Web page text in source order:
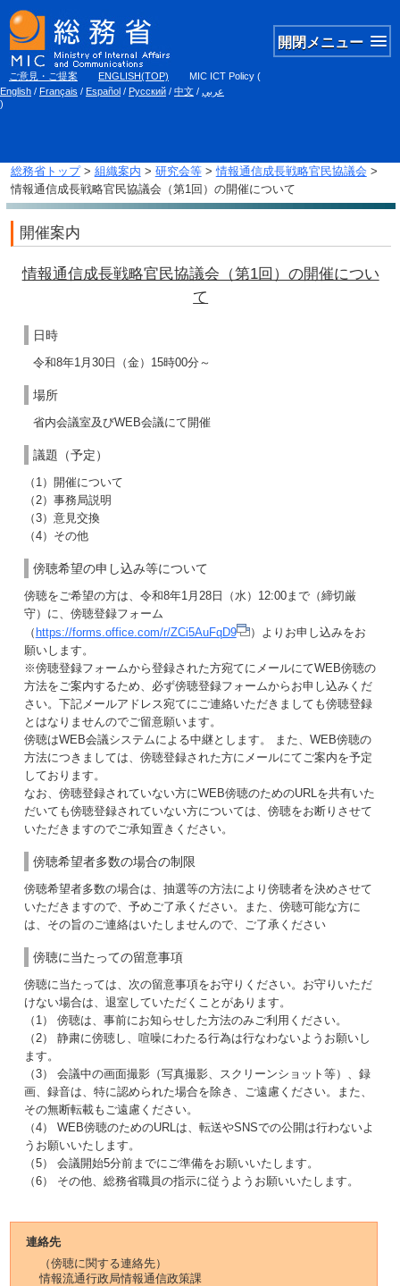
開閉メニュー
ご意見・ご提案 ENGLISH(TOP) MIC ICT Policy (
English / Français / Español / Русский / 中文 / عربي
)
総務省トップ> 組織案内 > 研究会等>情報通信成長戦略官民協議会 >
情報通信成長戦略官民協議会（第1回）の開催について
開催案内
情報通信成長戦略官民協議会（第1回）の開催につい
て
日時
令和8年1月30日（金）15時00分～
場所
省内会議室及びWEB会議にて開催
議題（予定）
（1）開催について
（2）事務局説明
（3）意見交換
（4）その他
傍聴希望の申し込み等について
傍聴をご希望の方は、令和8年1月28日（水）12:00まで（締切厳
守）に、傍聴登録フォーム
（ https://forms.office.com/r/ZCi5AuFqD9
）よりお申し込みをお
願いします。
※傍聴登録フォームから登録された方宛てにメールにてWEB傍聴の
方法をご案内するため、必ず傍聴登録フォームからお申し込みくだ
さい。下記メールアドレス宛てにご連絡いただきましても傍聴登録
とはなりませんのでご留意願います。
傍聴はWEB会議システムによる中継とします。 また、WEB傍聴の
方法につきましては、傍聴登録された方にメールにてご案内を予定
しております。
なお、傍聴登録されていない方にWEB傍聴のためのURLを共有いた
だいても傍聴登録されていない方については、傍聴をお断りさせて
いただきますのでご承知置きください。
傍聴希望者多数の場合の制限
傍聴希望者多数の場合は、抽選等の方法により傍聴者を決めさせて
いただきますので、予めご了承ください。また、傍聴可能な方に
は、その旨のご連絡はいたしませんので、ご了承ください
傍聴に当たっての留意事項
傍聴に当たっては、次の留意事項をお守りください。お守りいただ
けない場合は、退室していただくことがあります。
（1） 傍聴は、事前にお知らせした方法のみご利用ください。
（2） 静粛に傍聴し、喧噪にわたる行為は行なわないようお願いし
ます。
（3） 会議中の画面撮影（写真撮影、スクリーンショット等）、録
画、録音は、特に認められた場合を除き、ご遠慮ください。また、
その無断転載もご遠慮ください。
（4） WEB傍聴のためのURLは、転送やSNSでの公開は行わないよ
うお願いいたします。
（5） 会議開始5分前までにご準備をお願いいたします。
（6） その他、総務省職員の指示に従うようお願いいたします。
連絡先
（傍聴に関する連絡先）
情報流通行政局情報通信政策課